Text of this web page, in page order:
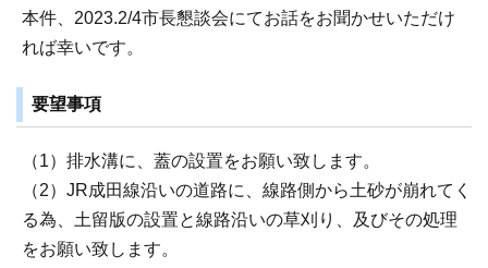
本件、2023.2/4市長懇談会にてお話をお聞かせいただけ
れば幸いです。
要望事項
（1）排水溝に、蓋の設置をお願い致します。
（2）JR成田線沿いの道路に、線路側から土砂が崩れてく
る為、土留版の設置と線路沿いの草刈り、及びその処理
をお願い致します。